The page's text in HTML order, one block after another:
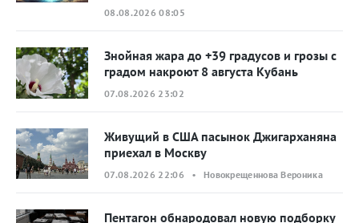
08.08.2026 08:05
Знойная жара до +39 градусов и грозы с
градом накроют 8 августа Кубань
07.08.2026 23:02
Живущий в США пасынок Джигарханяна
приехал в Москву
07.08.2026 22:06 • Новокрещеннова Вероника
Пентагон обнародовал новую подборку